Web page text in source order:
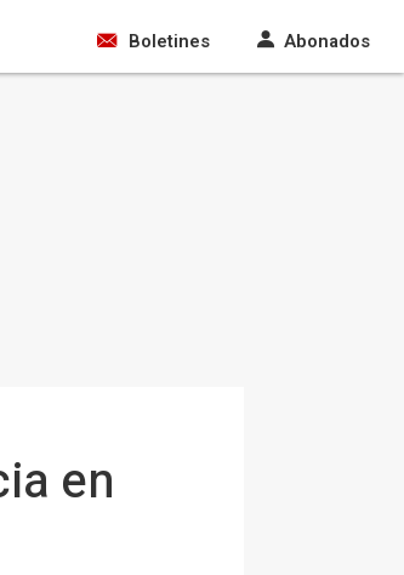
Boletines Abonados
en